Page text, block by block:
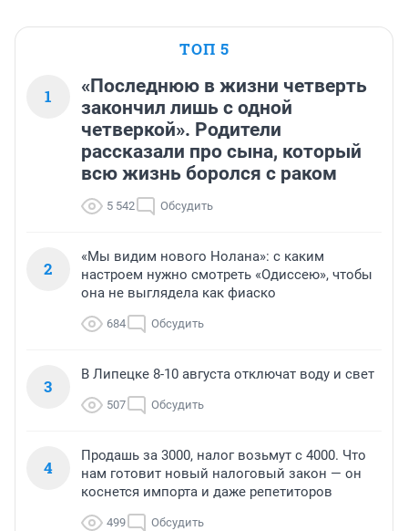
ТОП 5
1
«Последнюю в жизни четверть
закончил лишь с одной
четверкой». Родители
рассказали про сына, который
всю жизнь боролся с раком
5 542 Обсудить
2
«Мы видим нового Нолана»: с каким
настроем нужно смотреть «Одиссею», чтобы
она не выглядела как фиаско
684 Обсудить
3
В Липецке 8-10 августа отключат воду и свет
507 Обсудить
4
Продашь за 3000, налог возьмут с 4000. Что
нам готовит новый налоговый закон — он
коснется импорта и даже репетиторов
499 Обсудить